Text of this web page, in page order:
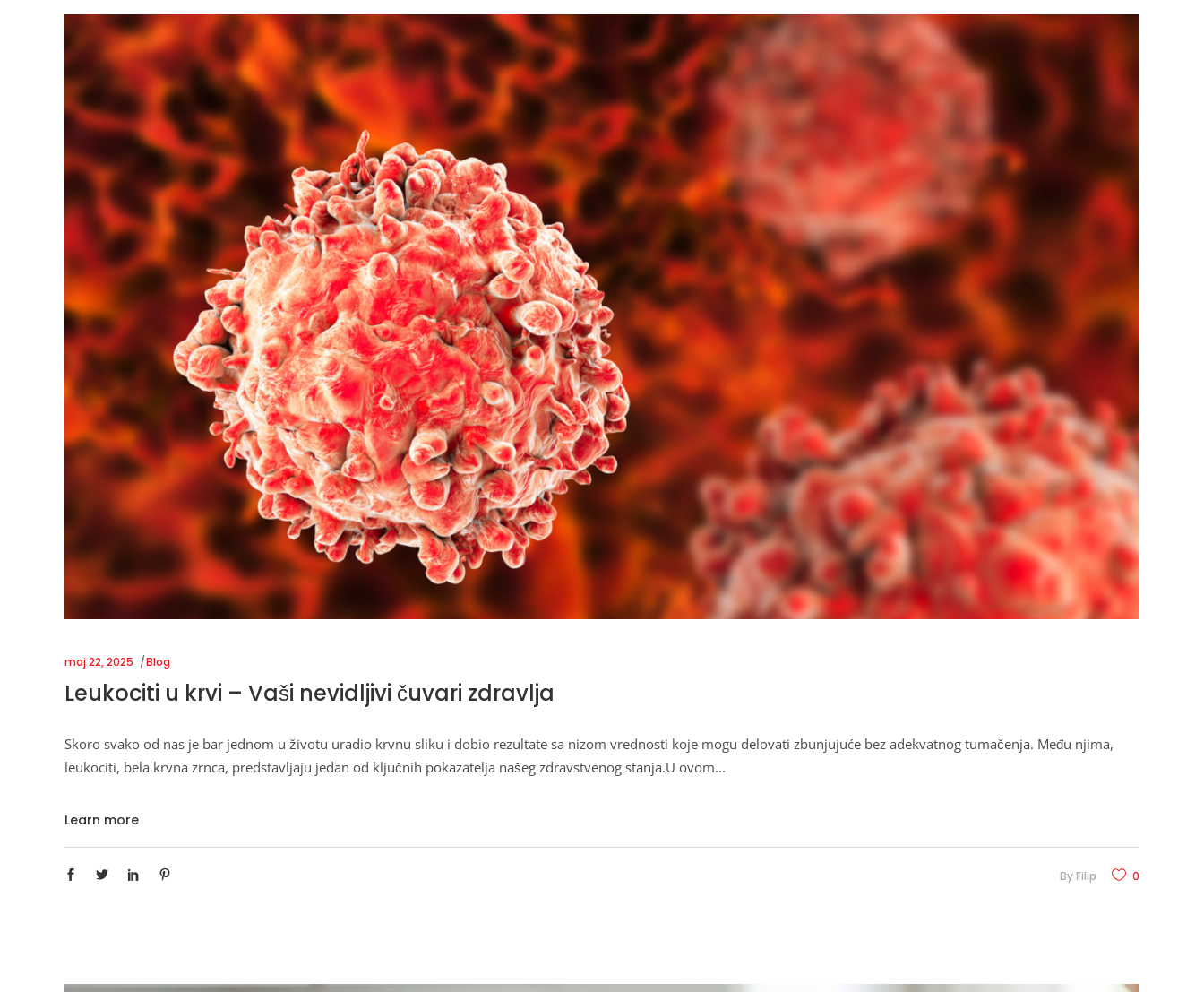
maj 22, 2025 Blog
Leukociti u krvi – Vaši nevidljivi čuvari zdravlja
Skoro svako od nas je bar jednom u životu uradio krvnu sliku i dobio rezultate sa nizom vrednosti koje mogu delovati zbunjujuće bez adekvatnog tumačenja. Među njima,
leukociti, bela krvna zrnca, predstavljaju jedan od ključnih pokazatelja našeg zdravstvenog stanja.U ovom
Learn more
By Filip 0